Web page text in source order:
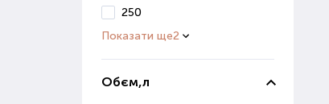
250
Показати ще2
Обєм,л